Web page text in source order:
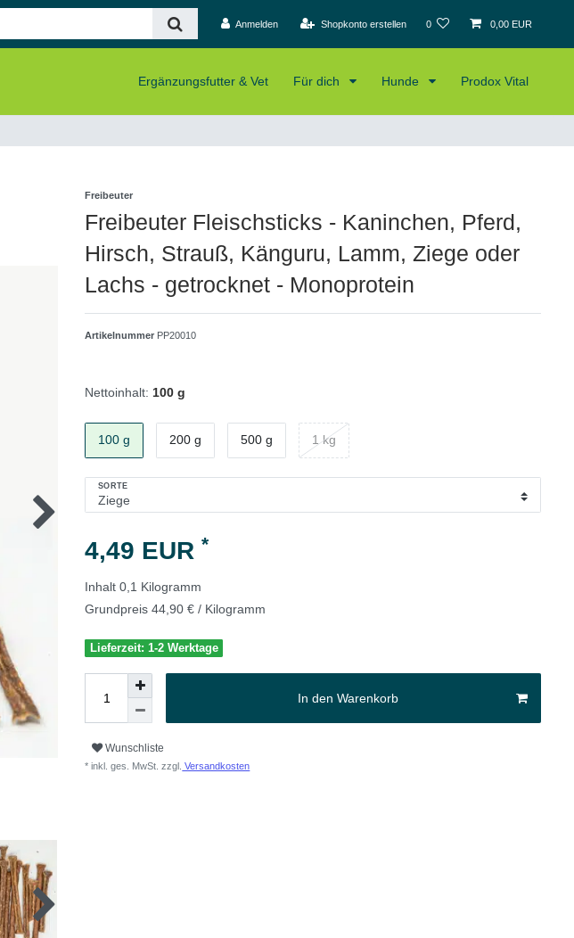
Anmelden Shopkonto erstellen 0 0,00 EUR
Ergänzungsfutter & Vet Für dich Hunde Prodox Vital
Freibeuter
Freibeuter Fleischsticks - Kaninchen, Pferd,
Hirsch, Strauß, Känguru, Lamm, Ziege oder
Lachs - getrocknet - Monoprotein
Artikelnummer PP20010
Nettoinhalt: 100 g
100 g 200 g 500 g 1 kg
SORTE
4,49 EUR*
Inhalt0,1 Kilogramm
Grundpreis44,90 € / Kilogramm
Lieferzeit: 1-2 Werktage
In den Warenkorb
Wunschliste
* inkl. ges. MwSt. zzgl. Versandkosten